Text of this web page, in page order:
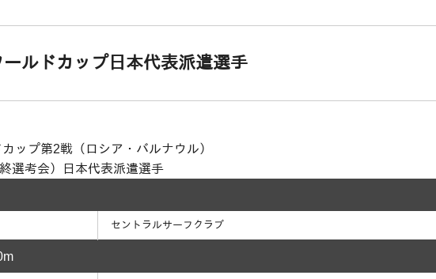
ルドカップ日本代表派遣選手
ップ第2戦（ロシア・バルナウル）
選考会）日本代表派遣選手
セントラルサーフクラブ